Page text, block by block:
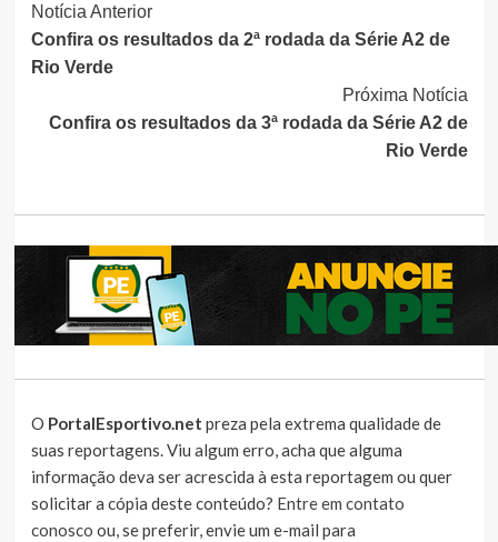
Continue
Lendo
Notícia Anterior
Confira os resultados da 2ª rodada da Série A2 de
Rio Verde
Próxima Notícia
Confira os resultados da 3ª rodada da Série A2 de
Rio Verde
O PortalEsportivo.net preza pela extrema qualidade de
suas reportagens. Viu algum erro, acha que alguma
informação deva ser acrescida à esta reportagem ou quer
solicitar a cópia deste conteúdo? Entre em contato
conosco ou, se preferir, envie um e-mail para